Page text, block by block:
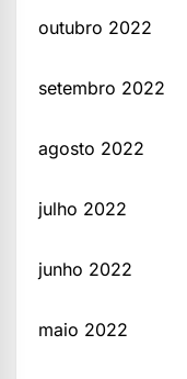
outubro 2022
setembro 2022
agosto 2022
julho 2022
junho 2022
maio 2022